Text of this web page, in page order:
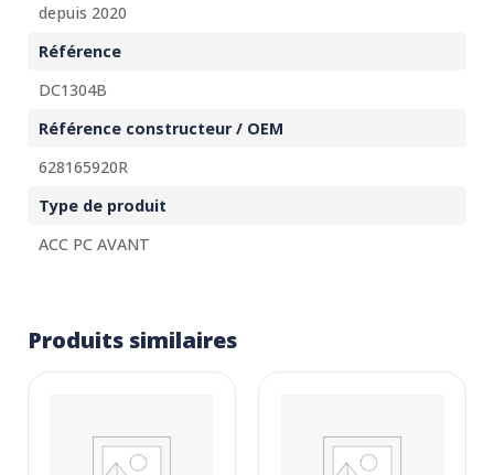
depuis 2020
Référence
DC1304B
Référence constructeur / OEM
628165920R
Type de produit
ACC PC AVANT
Produits similaires